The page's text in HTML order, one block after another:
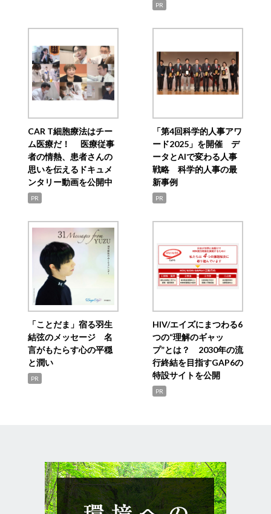
PR
CAR T細胞療法はチー
ム医療だ！ 医療従事
者の情熱、患者さんの
思いを伝えるドキュメ
ンタリー動画を公開中
PR
「第4回科学的人事アワ
ード2025」を開催 デ
ータとAIで変わる人事
戦略 科学的人事の最
新事例
PR
「ことだま」宿る羽生
結弦のメッセージ 名
言がもたらす心の平穏
と潤い
PR
HIV/エイズにまつわる6
つの“理解のギャッ
プ”とは？ 2030年の流
行終結を目指すGAP6の
特設サイトを公開
PR